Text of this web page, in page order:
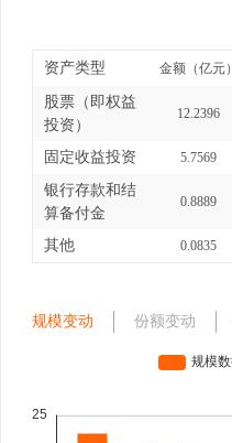
资产类型 金额（亿元）
股票（即权益
投资）
12.2396
固定收益投资 5.7569
银行存款和结
算备付金
0.8889
其他 0.0835
规模变动 份额变动